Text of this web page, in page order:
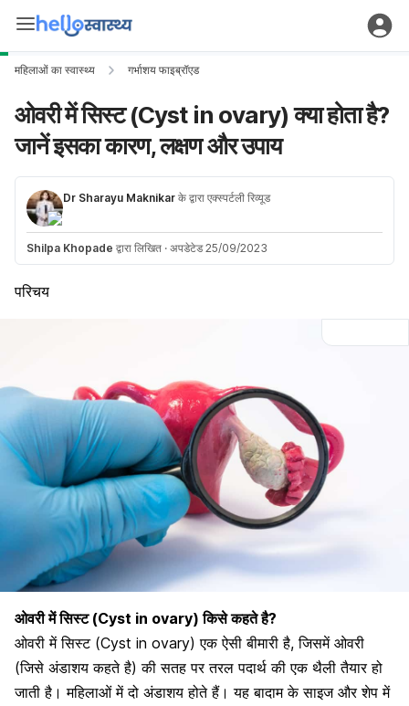
महिलाओं का स्वास्थ्य गर्भाशय फाइब्रॉएड
ओवरी में सिस्ट (Cyst in ovary) क्या होता है?
जानें इसका कारण, लक्षण और उपाय
Dr Sharayu Maknikar के द्वारा एक्स्पर्टली रिव्यूड
Shilpa Khopade द्वारा लिखित · अपडेटेड 25/09/2023
परिचय
ओवरी में सिस्ट (Cyst in ovary) किसे कहते है?
ओवरी में सिस्ट (Cyst in ovary) एक ऐसी बीमारी है, जिसमें ओवरी
(जिसे अंडाशय कहते है) की सतह पर तरल पदार्थ की एक थैली तैयार हो
जाती है। महिलाओं में दो अंडाशय होते हैं। यह बादाम के साइज और शेप में